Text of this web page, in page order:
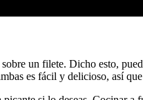
un filete. Dicho esto,
es fácil y delicioso, así